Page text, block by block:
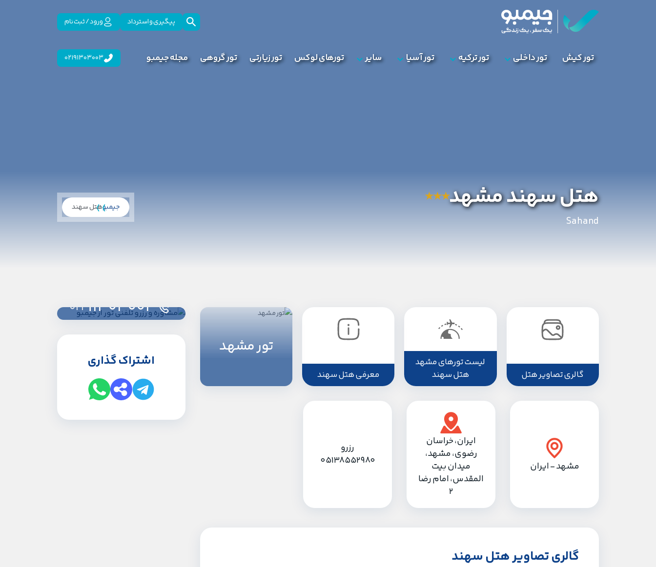
پیگیری و استرداد ورود / ثبت نام
تور کیش تور داخلی تور ترکیه تور آسیا سایر تورهای لوکس تور زیارتی تور گروهی مجله جیمبو 02191303003
هتل سهند مشهد★
★
★
Sahand
جیمبوهتل سهند
گالری تصاویر هتل
لیست تورهای مشهد
هتل سهند
معرفی هتل سهند
تور مشهد
مشهد - ایران
ایران، خراسان
رضوی، مشهد،
میدان بیت
المقدس، امام رضا
2
رزرو
05138552980
گالری تصاویر هتل سهند
91303003
021
اشتراک گذاری